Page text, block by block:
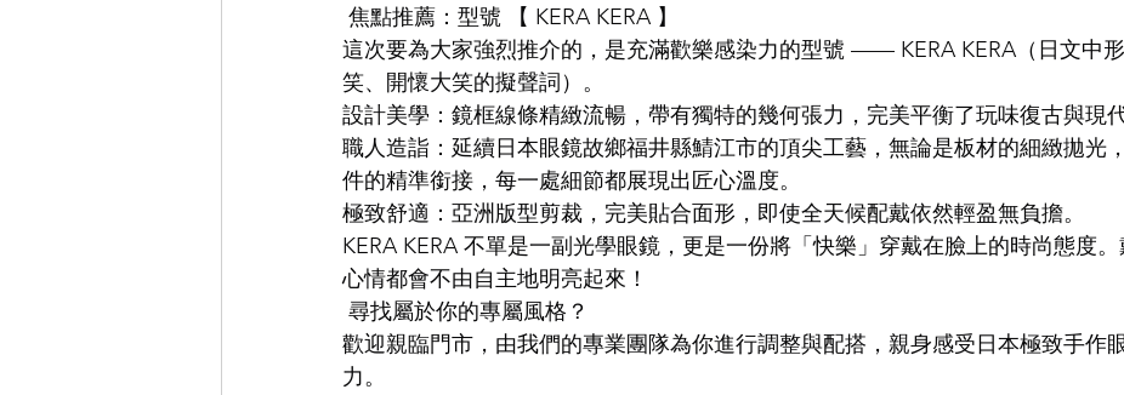
EFFECTOR
焦點推薦：型號 【 KERA KERA 】
這次要為大家強烈推介的，是充滿歡樂感染力的型號 —— KERA KERA（日文中
笑、開懷大笑的擬聲詞）。
設計美學：鏡框線條精緻流暢，帶有獨特的幾何張力，完美平衡了玩味復古與現代
職人造詣：延續日本眼鏡故鄉福井縣鯖江市的頂尖工藝，無論是板材的細緻拋光
件的精準銜接，每一處細節都展現出匠心溫度。
極致舒適：亞洲版型剪裁，完美貼合面形，即使全天候配戴依然輕盈無負擔。
KERA KERA 不單是一副光學眼鏡，更是一份將「快樂」穿戴在臉上的時尚態度
心情都會不由自主地明亮起來！
尋找屬於你的專屬風格？
歡迎親臨門市，由我們的專業團隊為你進行調整與配搭，親身感受日本極致手作
力。